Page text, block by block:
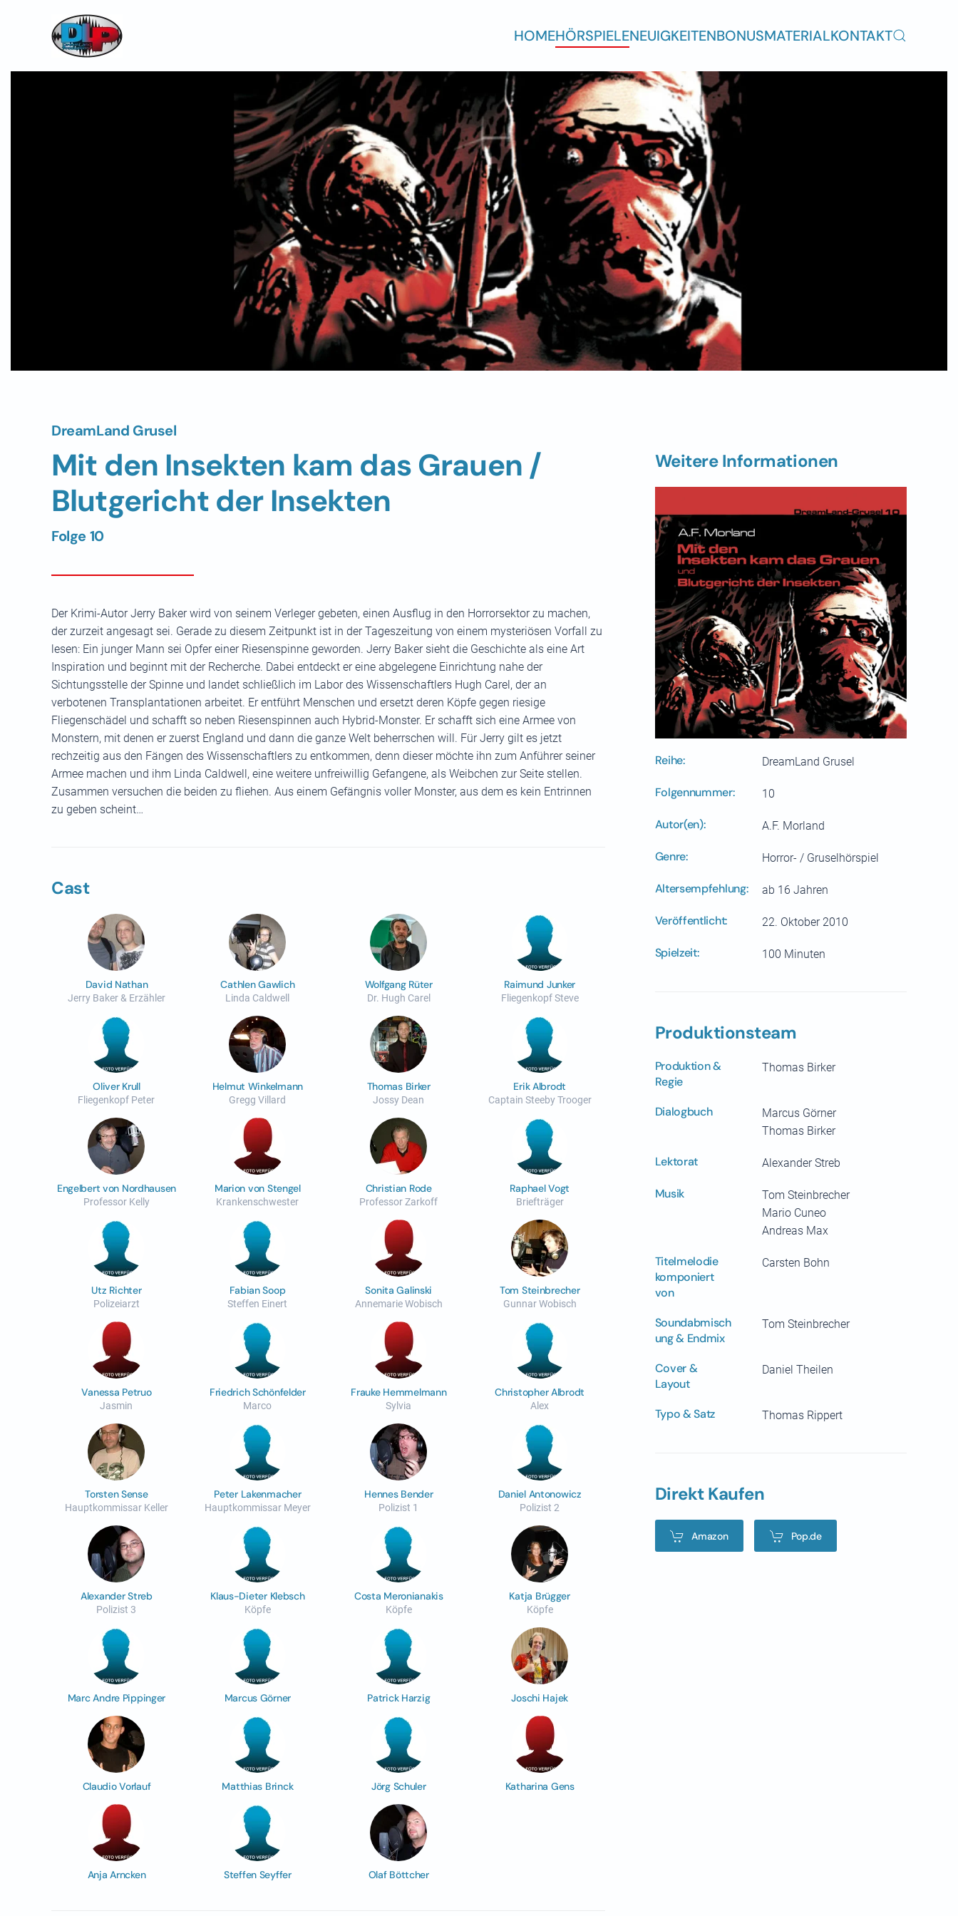
Skip to main content HOMEHÖRSPIELENEUIGKEITENBONUSMATERIALKONTAKT
DreamLand Grusel
Mit den Insekten kam das Grauen /
Blutgericht der Insekten
Folge 10
Der Krimi-Autor Jerry Baker wird von seinem Verleger gebeten, einen Ausflug in den Horrorsektor zu machen,
der zurzeit angesagt sei. Gerade zu diesem Zeitpunkt ist in der Tageszeitung von einem mysteriösen Vorfall zu
lesen: Ein junger Mann sei Opfer einer Riesenspinne geworden. Jerry Baker sieht die Geschichte als eine Art
Inspiration und beginnt mit der Recherche. Dabei entdeckt er eine abgelegene Einrichtung nahe der
Sichtungsstelle der Spinne und landet schließlich im Labor des Wissenschaftlers Hugh Carel, der an
verbotenen Transplantationen arbeitet. Er entführt Menschen und ersetzt deren Köpfe gegen riesige
Fliegenschädel und schafft so neben Riesenspinnen auch Hybrid-Monster. Er schafft sich eine Armee von
Monstern, mit denen er zuerst England und dann die ganze Welt beherrschen will. Für Jerry gilt es jetzt
rechzeitig aus den Fängen des Wissenschaftlers zu entkommen, denn dieser möchte ihn zum Anführer seiner
Armee machen und ihm Linda Caldwell, eine weitere unfreiwillig Gefangene, als Weibchen zur Seite stellen.
Zusammen versuchen die beiden zu fliehen. Aus einem Gefängnis voller Monster, aus dem es kein Entrinnen
zu geben scheint…
Cast
David Nathan
Jerry Baker & Erzähler
Cathlen Gawlich
Linda Caldwell
Wolfgang Rüter
Dr. Hugh Carel
Raimund Junker
Fliegenkopf Steve
Oliver Krull
Fliegenkopf Peter
Helmut Winkelmann
Gregg Villard
Thomas Birker
Jossy Dean
Erik Albrodt
Captain Steeby Trooger
Engelbert von Nordhausen
Professor Kelly
Marion von Stengel
Krankenschwester
Christian Rode
Professor Zarkoff
Raphael Vogt
Briefträger
Utz Richter
Polizeiarzt
Fabian Soop
Steffen Einert
Sonita Galinski
Annemarie Wobisch
Tom Steinbrecher
Gunnar Wobisch
Vanessa Petruo
Jasmin
Friedrich Schönfelder
Marco
Frauke Hemmelmann
Sylvia
Christopher Albrodt
Alex
Torsten Sense
Hauptkommissar Keller
Peter Lakenmacher
Hauptkommissar Meyer
Hennes Bender
Polizist 1
Daniel Antonowicz
Polizist 2
Alexander Streb
Polizist 3
Klaus-Dieter Klebsch
Köpfe
Costa Meronianakis
Köpfe
Katja Brügger
Köpfe
Marc Andre Pippinger Marcus Görner Patrick Harzig Joschi Hajek
Claudio Vorlauf Matthias Brinck Jörg Schuler Katharina Gens
Anja Arncken Steffen Seyffer Olaf Böttcher
Weitere Informationen
Reihe: DreamLand Grusel
Folgennummer: 10
Autor(en): A.F. Morland
Genre: Horror- / Gruselhörspiel
Altersempfehlung: ab 16 Jahren
Veröffentlicht: 22. Oktober 2010
Spielzeit: 100 Minuten
Produktionsteam
Produktion &
Regie
Thomas Birker
Dialogbuch
Marcus Görner
Thomas Birker
Lektorat Alexander Streb
Musik
Tom Steinbrecher
Mario Cuneo
Andreas Max
Titelmelodie
komponiert
von
Carsten Bohn
Soundabmisch
ung & Endmix
Tom Steinbrecher
Cover &
Layout
Daniel Theilen
Typo & Satz Thomas Rippert
Direkt Kaufen
Amazon Pop.de